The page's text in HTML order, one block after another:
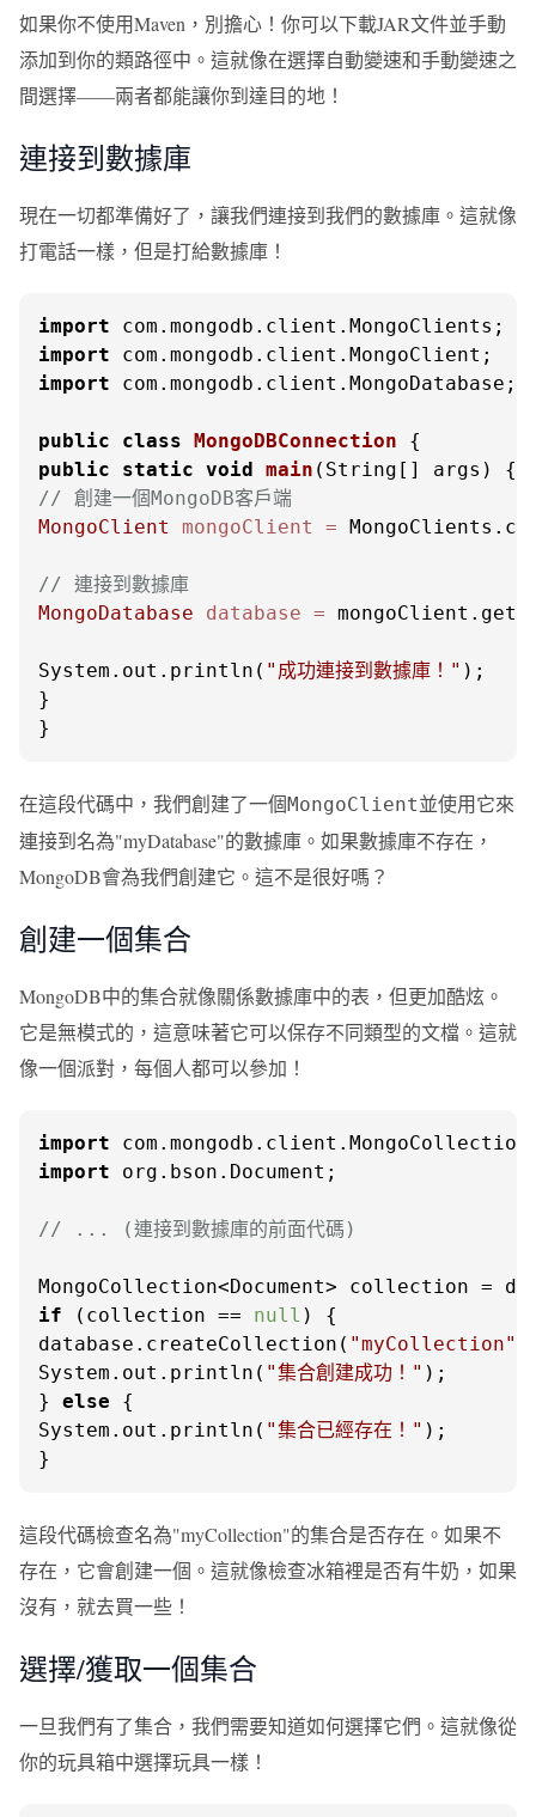
如果你不使用Maven，別擔心！你可以下載JAR文件並手動
添加到你的類路徑中。這就像在選擇自動變速和手動變速之
間選擇——兩者都能讓你到達目的地！
連接到數據庫
現在一切都準備好了，讓我們連接到我們的數據庫。這就像
打電話一樣，但是打給數據庫！
import
import
import com.mongodb.client.MongoDatabase;
public class MongoDBConnection
public
static void main (String[] args)
// 創建一個MongoDB客戶端
MongoClient
mongoClient =
// 連接到數據庫
MongoDatabase
database =
System.out.println( "成功連接到數據庫！" );
}
}
在這段代碼中，我們創建了一個MongoClient並使用它來
連接到名為"myDatabase"的數據庫。如果數據庫不存在，
MongoDB會為我們創建它。這不是很好嗎？
創建一個集合
MongoDB中的集合就像關係數據庫中的表，但更加酷炫。
它是無模式的，這意味著它可以保存不同類型的文檔。這就
像一個派對，每個人都可以參加！
import
import org.bson.Document;
// ... (連接到數據庫的前面代碼)
MongoCollection<Document> collection =
if (collection == null ) {
database.createCollection( "myCollection"
System.out.println( "集合創建成功！" );
} else {
System.out.println( "集合已經存在！" );
}
這段代碼檢查名為"myCollection"的集合是否存在。如果不
存在，它會創建一個。這就像檢查冰箱裡是否有牛奶，如果
沒有，就去買一些！
選擇/獲取一個集合
一旦我們有了集合，我們需要知道如何選擇它們。這就像從
你的玩具箱中選擇玩具一樣！